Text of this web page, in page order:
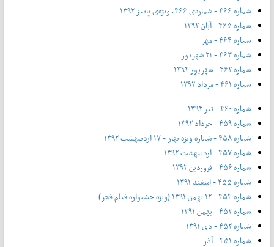
شماره ۴۶۶ - شماره‌ی ۴۶۶، ویژه‌ی پاییز ۱۳۹۲
شماره ۴۶۵ - آبان ۱۳۹۲
شماره ۴۶۴ - مهر
شماره ۴۶۳ - ۲۱ شهریور
شماره ۴۶۲ - شهریور ۱۳۹۲
شماره ۴۶۱ - مرداد ۱۳۹۲
شماره ۴۶۰ - تیر ۱۳۹۲
شماره ۴۵۹ - خرداد ۱۳۹۲
شماره ۴۵۸ - شماره ویژه بهار - ۱۷ اردیبهشت ۱۳۹۲
شماره ۴۵۷ - اردیبهشت ۱۳۹۲
شماره ۴۵۶ - فروردین ۱۳۹۲
شماره ۴۵۵ - اسفند ۱۳۹۱
شماره ۴۵۴ - ۱۲ بهمن ۱۳۹۱ (ویژه جشنواره فیلم فجر)
شماره ۴۵۳ - بهمن ۱۳۹۱
شماره ۴۵۲ - دی ۱۳۹۱
شماره ۴۵۱ - آذر